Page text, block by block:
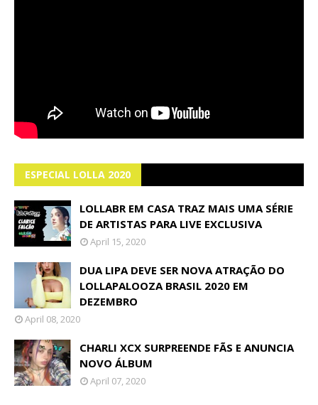
ESPECIAL LOLLA 2020
LOLLABR EM CASA TRAZ MAIS UMA SÉRIE
DE ARTISTAS PARA LIVE EXCLUSIVA
April 15, 2020
DUA LIPA DEVE SER NOVA ATRAÇÃO DO
LOLLAPALOOZA BRASIL 2020 EM
DEZEMBRO
April 08, 2020
CHARLI XCX SURPREENDE FÃS E ANUNCIA
NOVO ÁLBUM
April 07, 2020